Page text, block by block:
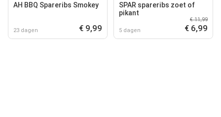
AH BBQ Spareribs Smokey
23 dagen € 9,99
SPAR spareribs zoet of
pikant
5 dagen
€ 11,99
€ 6,99